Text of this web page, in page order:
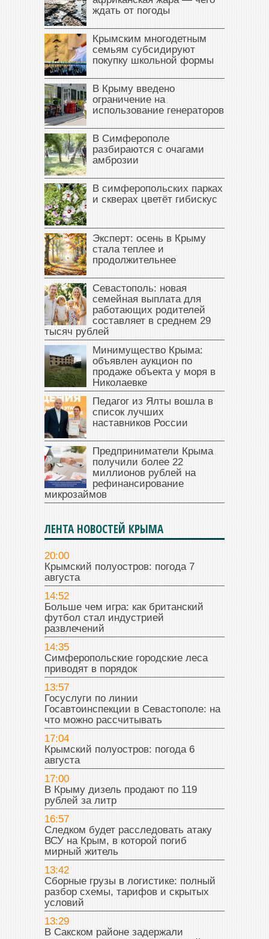
ждать от погоды
Крымским многодетным
семьям субсидируют
покупку школьной формы
В Крыму введено
ограничение на
использование генераторов
В Симферополе
разбираются с очагами
амброзии
В симферопольских парках
и скверах цветёт гибискус
Эксперт: осень в Крыму
стала теплее и
продолжительнее
Севастополь: новая
семейная выплата для
работающих родителей
составляет в среднем 29
тысяч рублей
Минимущество Крыма:
объявлен аукцион по
продаже объекта у моря в
Николаевке
Педагог из Ялты вошла в
список лучших
наставников России
Предприниматели Крыма
получили более 22
миллионов рублей на
рефинансирование
микрозаймов
ЛЕНТА НОВОСТЕЙ КРЫМА
20:00
Крымский полуостров: погода 7
августа
14:52
Больше чем игра: как британский
футбол стал индустрией
развлечений
14:35
Симферопольские городские леса
приводят в порядок
13:57
Госуслуги по линии
Госавтоинспекции в Севастополе: на
что можно рассчитывать
17:04
Крымский полуостров: погода 6
августа
17:00
В Крыму дизель продают по 119
рублей за литр
16:57
Следком будет расследовать атаку
ВСУ на Крым, в которой погиб
мирный житель
13:42
Сборные грузы в логистике: полный
разбор схемы, тарифов и скрытых
условий
13:29
В Сакском районе задержали